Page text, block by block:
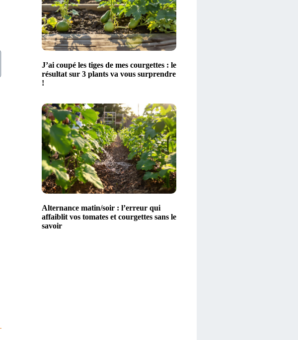
J’ai coupé les tiges de mes courgettes : le
résultat sur 3 plants va vous surprendre
!
Alternance matin/soir : l’erreur qui
affaiblit vos tomates et courgettes sans le
savoir